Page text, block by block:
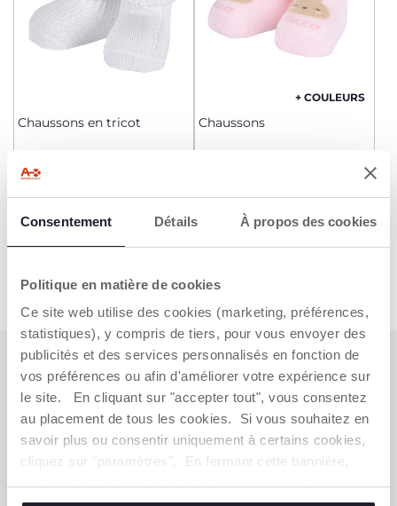
Consentement Détails À propos des cookies
Politique en matière de cookies
Ce site web utilise des cookies (marketing, préférences,
statistiques), y compris de tiers, pour vous envoyer des
publicités et des services personnalisés en fonction de
vos préférences ou afin d'améliorer votre expérience sur
le site. En cliquant sur "accepter tout", vous consentez
au placement de tous les cookies. Si vous souhaitez en
savoir plus ou consentir uniquement à certains cookies,
cliquez sur "paramètres". En fermant cette bannière,
Chaussons en tricot
AJOUTER
+ COULEURS
Chaussons
AJOUTER
S'ABONNER À LA NEWSLETTER
Immédiatement pour vous un bon de 10 € à
dépenser en ligne.
OBTENIR LA RÉDUCTION